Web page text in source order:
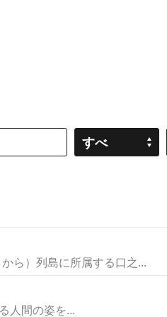
すべ
ら）列島に所属する口之...
人間の姿を...